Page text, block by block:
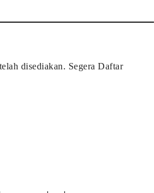
disediakan. Segera Daftar